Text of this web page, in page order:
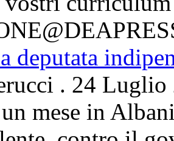
deputata
. 24 Luglio
mese in